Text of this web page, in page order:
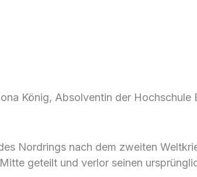
König, Absolventin der Hochschule
Nordrings nach dem zweiten
geteilt und verlor seinen